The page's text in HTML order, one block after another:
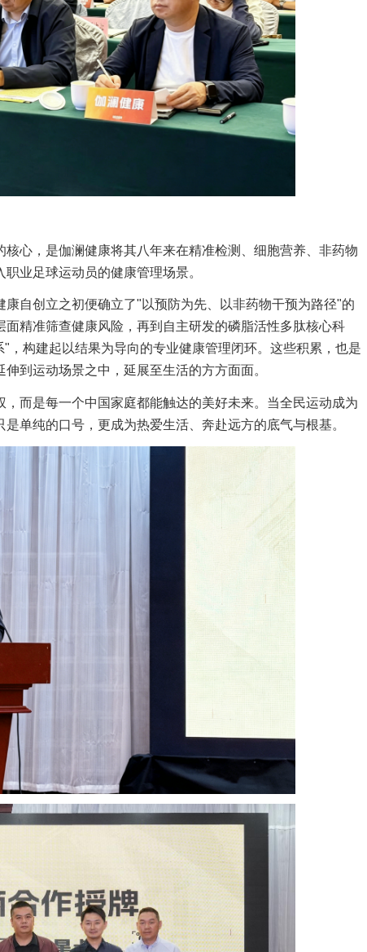
心，是伽澜健康将其八年来在精准检测、细胞营养、非药物
业足球运动员的健康管理场景。
自创立之初便确立了"以预防为先、以非药物干预为路径"的
精准筛查健康风险，再到自主研发的磷脂活性多肽核心科
构建起以结果为导向的专业健康管理闭环。这些积累，也是
到运动场景之中，延展至生活的方方面面。
而是每一个中国家庭都能触达的美好未来。当全民运动成为
单纯的口号，更成为热爱生活、奔赴远方的底气与根基。